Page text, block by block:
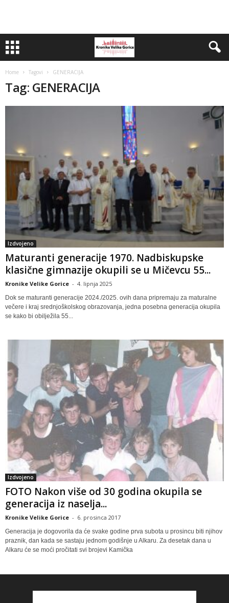
Home Tagovi GENERACIJA
Tag: GENERACIJA
Izdvojeno
Maturanti generacije 1970. Nadbiskupske
klasične gimnazije okupili se u Mičevcu 55...
Kronike Velike Gorice - 4. lipnja 2025
Dok se maturanti generacije 2024./2025. ovih dana pripremaju za maturalne
večere i kraj srednjoškolskog obrazovanja, jedna posebna generacija okupila
se kako bi obilježila 55...
Izdvojeno
FOTO Nakon više od 30 godina okupila se
generacija iz naselja...
Kronike Velike Gorice - 6. prosinca 2017
Generacija je dogovorila da će svake godine prva subota u prosincu biti njihov
praznik, dan kada se sastaju jednom godišnje u Alkaru. Za desetak dana u
Alkaru će se moći pročitati svi brojevi Kamička